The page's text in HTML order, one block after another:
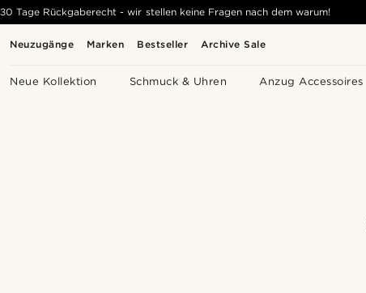
Neuzugänge Marken Bestseller Archive Sale
Neue Kollektion Schmuck & Uhren Anzug Accessoires
30 Tage Rückgaberecht - wir stellen keine Fragen nach dem warum!